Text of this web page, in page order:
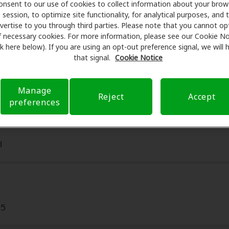
to our use of cookies to collect information about your
session, to optimize site functionality, for analytical purposes, and
to you through third parties. Please note that you cannot
necessary cookies. For more information, please see our Cookie
here below). If you are using an opt-out preference signal, we will
that signal. Cookie Notice
Manage
preferences
Reject Accept
con profesionales licenciados para evaluaciones,
en Shore Hearing, Amplifon Hearing Health Care
sus gastos de bolsillo y de presentar una
de atención auditiva y liberarlo de preocupaciones con
el seguro y con opciones de pago flexibles cuando